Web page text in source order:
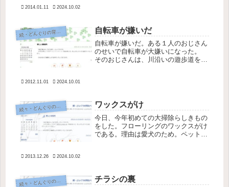
り...
2014.01.11 2024.10.02
続
・どんぐりの背比べ 自転車が嫌いだ
自転車が嫌いだ。ある１人のおじさん
のせいで自転車が大嫌いになった。
そのおじさんは、川沿いの遊歩道を犬
だ。...
2012.11.01 2024.10.01
続
々・どんぐりの背比べ ワックスがけ
今日、今年初めての大掃除らしきもの
をした。フローリングのワックスがけ
である。理由は愛犬のため。ペットが
め...
2013.12.26 2024.10.02
続
々・どんぐりの背比べ チラシの裏